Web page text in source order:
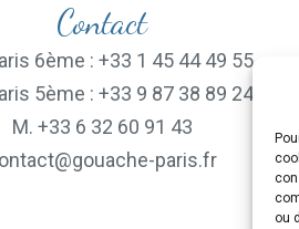
ou
Contact
6ème : +33 1 45 44 49 55
5ème : +33 9 87 38 89 24
M. +33 6 32 60 91 43
paris.fr